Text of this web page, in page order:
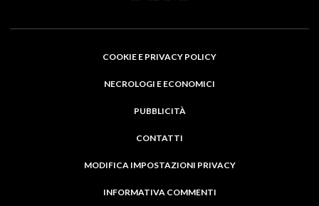
COOKIE E PRIVACY POLICY
NECROLOGI E ECONOMICI
PUBBLICITÀ
CONTATTI
MODIFICA IMPOSTAZIONI PRIVACY
INFORMATIVA COMMENTI